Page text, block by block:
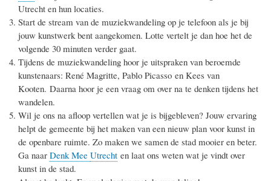
Utrecht en hun locaties.
Start de stream van de muziekwandeling op je telefoon als je bij
jouw kunstwerk bent aangekomen. Lotte vertelt je dan hoe het de
volgende 30 minuten verder gaat.
Tijdens de muziekwandeling hoor je uitspraken van beroemde
kunstenaars: René Magritte, Pablo Picasso en Kees van
Kooten. Daarna hoor je een vraag om over na te denken tijdens het
wandelen.
Wil je ons na afloop vertellen wat je is bijgebleven? Jouw ervaring
helpt de gemeente bij het maken van een nieuw plan voor kunst in
de openbare ruimte. Zo maken we samen de stad mooier en beter.
Ga naar Denk Mee Utrecht en laat ons weten wat je vindt over
kunst in de stad.